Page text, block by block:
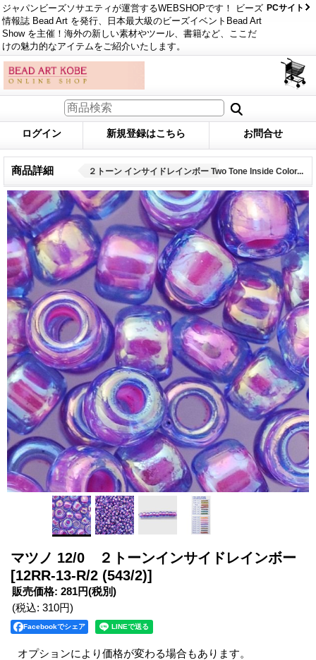
ジャパンビーズソサエティが運営するWEBSHOPです！ ビーズ
情報誌 Bead Art を発行、日本最大級のビーズイベントBead Art
Show を主催！海外の新しい素材やツール、書籍など、ここだ
けの魅力的なアイテムをご紹介いたします。
PCサイト
ログイン 新規登録はこちら お問合せ
商品詳細 ２トーン インサイドレインボー Two Tone Inside Color...
マツノ 12/0 ２トーンインサイドレインボー
[12RR-13-R/2 (543/2)]
販売価格: 281円(税別)
(税込: 310円)
Facebookでシェア
オプションにより価格が変わる場合もあります。